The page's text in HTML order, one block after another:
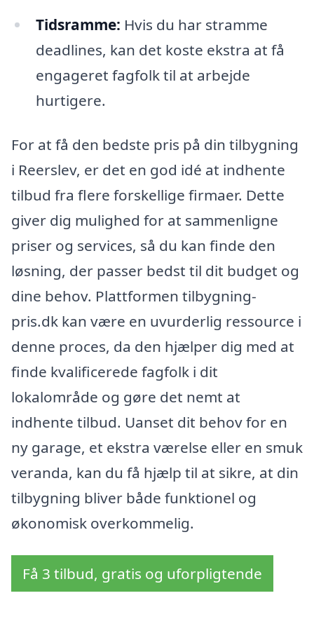
Tidsramme: Hvis du har stramme
deadlines, kan det koste ekstra at få
engageret fagfolk til at arbejde
hurtigere.
For at få den bedste pris på din tilbygning
i Reerslev, er det en god idé at indhente
tilbud fra flere forskellige firmaer. Dette
giver dig mulighed for at sammenligne
priser og services, så du kan finde den
løsning, der passer bedst til dit budget og
dine behov. Plattformen tilbygning-
pris.dk kan være en uvurderlig ressource i
denne proces, da den hjælper dig med at
finde kvalificerede fagfolk i dit
lokalområde og gøre det nemt at
indhente tilbud. Uanset dit behov for en
ny garage, et ekstra værelse eller en smuk
veranda, kan du få hjælp til at sikre, at din
tilbygning bliver både funktionel og
økonomisk overkommelig.
Få 3 tilbud, gratis og uforpligtende